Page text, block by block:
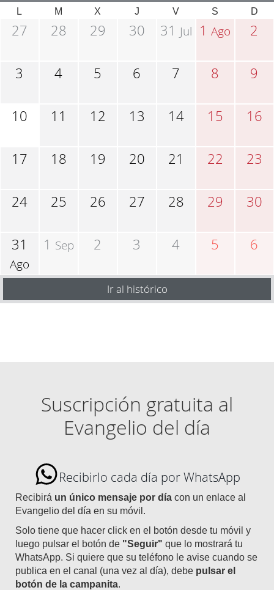
L M X J V S D
27 28 29 30 31 Jul 1Ago 2
3 4 5 6 7 8 9
10 11 12 13 14 15 16
17 18 19 20 21 22 23
24 25 26 27 28 29 30
31
Ago
1 Sep 2 3 4 5 6
Ir al histórico
Suscripción gratuita al
Evangelio del día
Recibirlo cada día por WhatsApp
Recibirá un único mensaje por día con un enlace al
Evangelio del día en su móvil.
Solo tiene que hacer click en el botón desde tu móvil y
luego pulsar el botón de "Seguir" que lo mostrará tu
WhatsApp. Si quiere que su teléfono le avise cuando se
publica en el canal (una vez al día), debe pulsar el
botón de la campanita.